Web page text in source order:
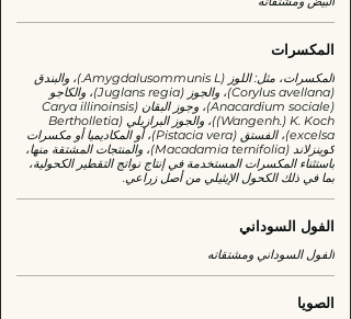
المكسرات
المكسرات، مثل: اللوز (Amygdalusommunis L.)، والبندق
(Corylus avellana)، والجوز (Juglans regia)، والكاجو
(Anacardium sociale)، وجوز البقان (Carya illinoinsis
(Wangenh.) K. Koch)، والجوز البرازيلي (Bertholletia
excelsa)، الفستق (Pistacia vera)، أو المكاديميا أو مكسرات
كوينزلاند (Macadamia ternifolia)، والمنتجات المشتقة منها،
باستثناء المكسرات المستخدمة في إنتاج نواتج التقطير الكحولية،
بما في ذلك الكحول الإيثيلي من أصل زراعي.
الفول السوداني
الفول السوداني ومشتقاته
الصويا